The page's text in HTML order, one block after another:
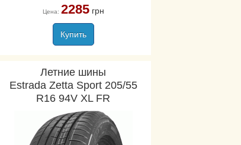
Цена: 2285грн
Купить
Летние шины
Estrada Zetta Sport 205/55
R16 94V XL FR